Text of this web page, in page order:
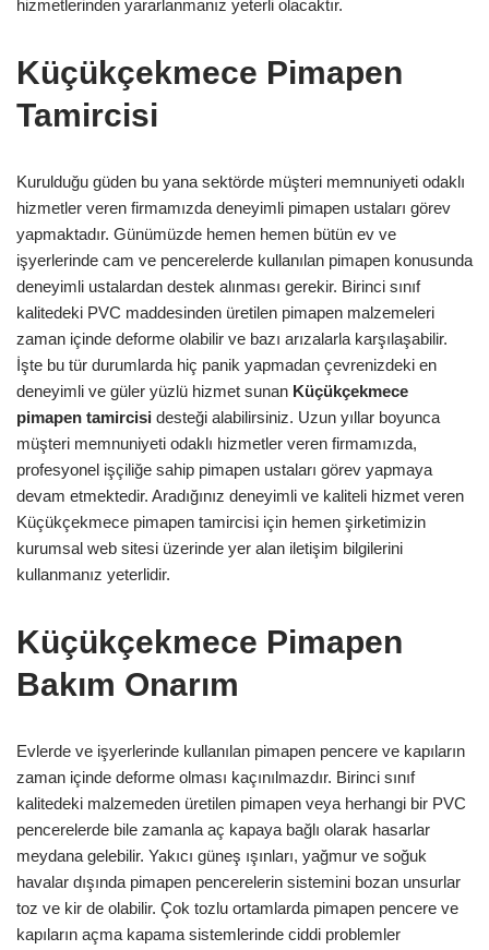
hizmetlerinden yararlanmanız yeterli olacaktır.
Küçükçekmece Pimapen
Tamircisi
Kurulduğu güden bu yana sektörde müşteri memnuniyeti odaklı
hizmetler veren firmamızda deneyimli pimapen ustaları görev
yapmaktadır. Günümüzde hemen hemen bütün ev ve
işyerlerinde cam ve pencerelerde kullanılan pimapen konusunda
deneyimli ustalardan destek alınması gerekir. Birinci sınıf
kalitedeki PVC maddesinden üretilen pimapen malzemeleri
zaman içinde deforme olabilir ve bazı arızalarla karşılaşabilir.
İşte bu tür durumlarda hiç panik yapmadan çevrenizdeki en
deneyimli ve güler yüzlü hizmet sunan Küçükçekmece
pimapen tamircisi desteği alabilirsiniz. Uzun yıllar boyunca
müşteri memnuniyeti odaklı hizmetler veren firmamızda,
profesyonel işçiliğe sahip pimapen ustaları görev yapmaya
devam etmektedir. Aradığınız deneyimli ve kaliteli hizmet veren
Küçükçekmece pimapen tamircisi için hemen şirketimizin
kurumsal web sitesi üzerinde yer alan iletişim bilgilerini
kullanmanız yeterlidir.
Küçükçekmece Pimapen
Bakım Onarım
Evlerde ve işyerlerinde kullanılan pimapen pencere ve kapıların
zaman içinde deforme olması kaçınılmazdır. Birinci sınıf
kalitedeki malzemeden üretilen pimapen veya herhangi bir PVC
pencerelerde bile zamanla aç kapaya bağlı olarak hasarlar
meydana gelebilir. Yakıcı güneş ışınları, yağmur ve soğuk
havalar dışında pimapen pencerelerin sistemini bozan unsurlar
toz ve kir de olabilir. Çok tozlu ortamlarda pimapen pencere ve
kapıların açma kapama sistemlerinde ciddi problemler